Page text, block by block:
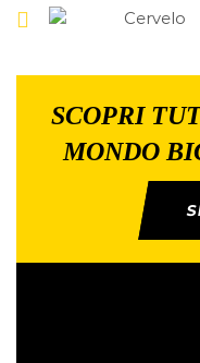
SCOPRI
MONDO